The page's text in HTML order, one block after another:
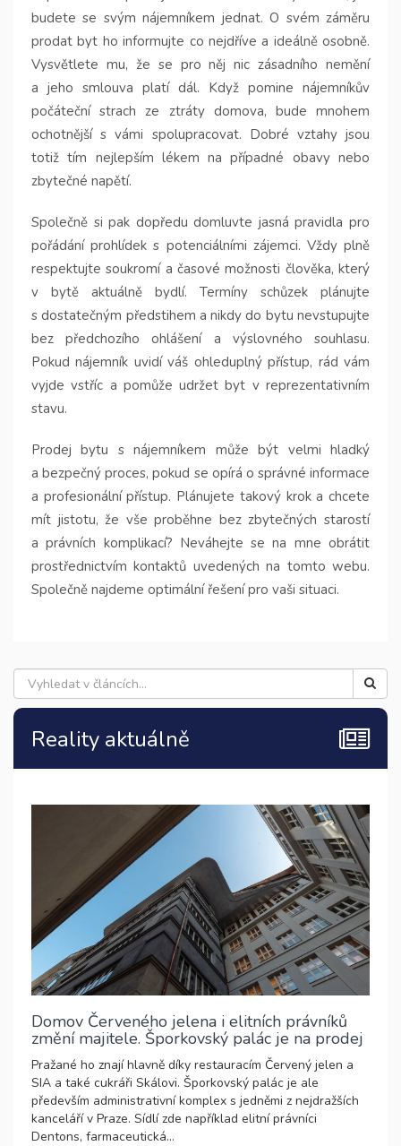
budete se svým nájemníkem jednat. O svém záměru
prodat byt ho informujte co nejdříve a ideálně osobně.
Vysvětlete mu, že se pro něj nic zásadního nemění
a jeho smlouva platí dál. Když pomine nájemníkův
počáteční strach ze ztráty domova, bude mnohem
ochotnější s vámi spolupracovat. Dobré vztahy jsou
totiž tím nejlepším lékem na případné obavy nebo
zbytečné napětí.
Společně si pak dopředu domluvte jasná pravidla pro
pořádání prohlídek s potenciálními zájemci. Vždy plně
respektujte soukromí a časové možnosti člověka, který
v bytě aktuálně bydlí. Termíny schůzek plánujte
s dostatečným předstihem a nikdy do bytu nevstupujte
bez předchozího ohlášení a výslovného souhlasu.
Pokud nájemník uvidí váš ohleduplný přístup, rád vám
vyjde vstříc a pomůže udržet byt v reprezentativním
stavu.
Prodej bytu s nájemníkem může být velmi hladký
a bezpečný proces, pokud se opírá o správné informace
a profesionální přístup. Plánujete takový krok a chcete
mít jistotu, že vše proběhne bez zbytečných starostí
a právních komplikací? Neváhejte se na mne obrátit
prostřednictvím kontaktů uvedených na tomto webu.
Společně najdeme optimální řešení pro vaši situaci.
Reality aktuálně
Domov Červeného jelena i elitních právníků
změní majitele. Šporkovský palác je na prodej
Pražané ho znají hlavně díky restauracím Červený jelen a
SIA a také cukráři Skálovi. Šporkovský palác je ale
především administrativní komplex s jedněmi z nejdražších
kanceláří v Praze. Sídlí zde například elitní právníci
Dentons, farmaceutická...